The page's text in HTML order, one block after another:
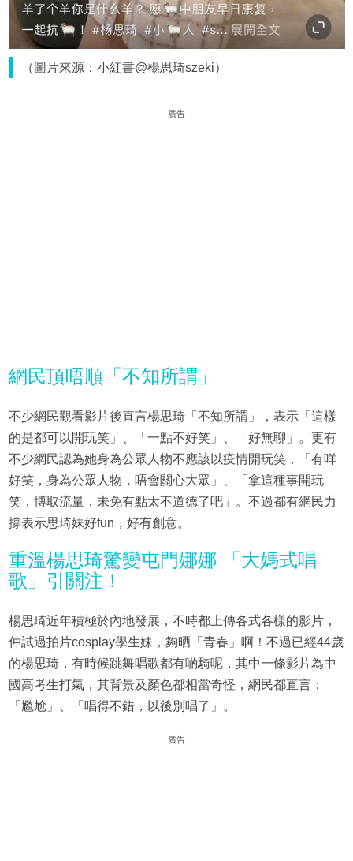
（圖片來源：小紅書@楊思琦szeki）
廣告
網民頂唔順「不知所謂」
不少網民觀看影片後直言楊思琦「不知所謂」，表示「這樣
的是都可以開玩笑」、「一點不好笑」、「好無聊」。更有
不少網民認為她身為公眾人物不應該以疫情開玩笑，「有咩
好笑，身為公眾人物，唔會關心大眾」、「拿這種事開玩
笑，博取流量，未免有點太不道德了吧」。不過都有網民力
撐表示思琦妹好fun，好有創意。
重溫楊思琦驚變屯門娜娜 「大媽式唱
歌」引關注！
楊思琦近年積極於內地發展，不時都上傳各式各樣的影片，
仲試過拍片cosplay學生妹，夠晒「青春」啊！不過已經44歲
的楊思琦，有時候跳舞唱歌都有啲騎呢，其中一條影片為中
國高考生打氣，其背景及顏色都相當奇怪，網民都直言：
「尷尬」、「唱得不錯，以後別唱了」。
廣告